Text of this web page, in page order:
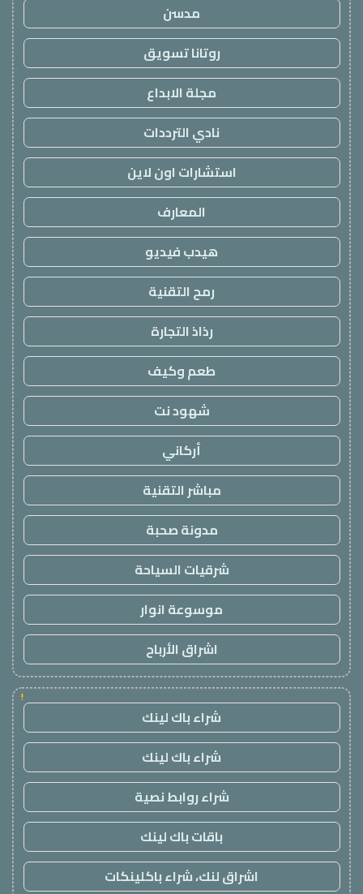
مدسن
روتانا تسويق
مجلة الابداع
نادي الترددات
استشارات اون لاين
المعارف
هيدب فيديو
رمح التقنية
رذاذ التجارة
طعم وكيف
شهود نت
أركاني
مباشر التقنية
مدونة صحبة
شرقيات السياحة
موسوعة انوار
اشراق الأرباح
!
شراء باك لينك
شراء باك لينك
شراء روابط نصية
باقات باك لينك
اشراق لنك، شراء باكلينكات